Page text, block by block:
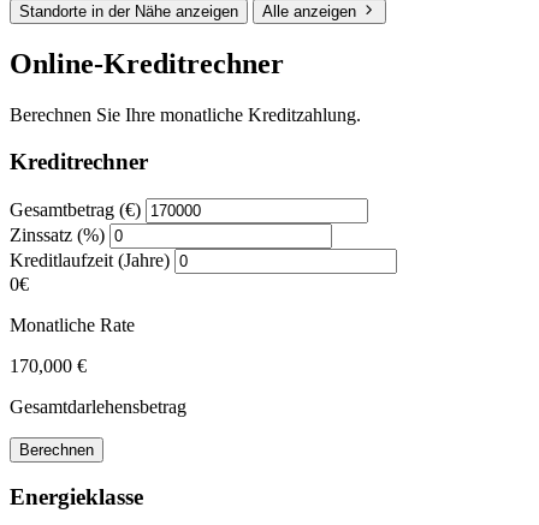
Standorte in der Nähe anzeigen
Alle anzeigen
Online-Kreditrechner
Berechnen Sie Ihre monatliche Kreditzahlung.
Kreditrechner
Gesamtbetrag (€)
Zinssatz (%)
Kreditlaufzeit (Jahre)
0€
Monatliche Rate
170,000 €
Gesamtdarlehensbetrag
Berechnen
Energieklasse